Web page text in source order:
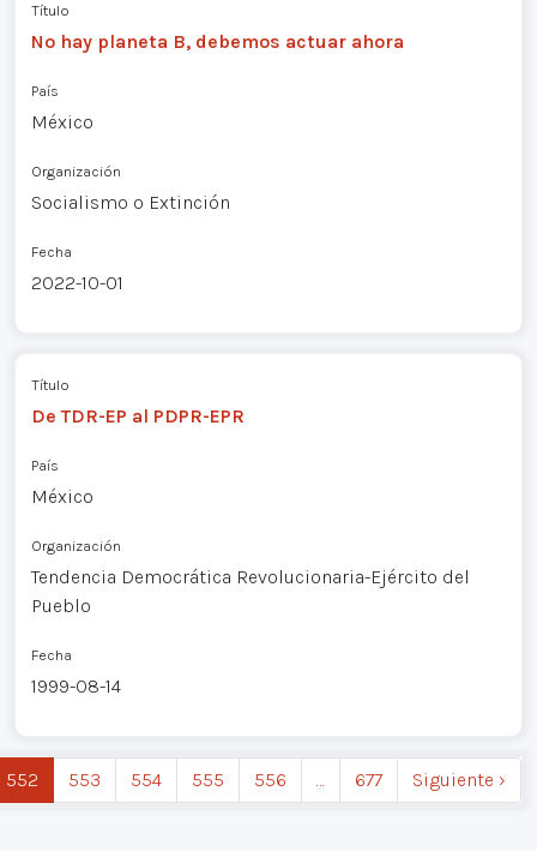
Título
No hay planeta B, debemos actuar ahora
País
México
Organización
Socialismo o Extinción
Fecha
2022-10-01
Título
De TDR-EP al PDPR-EPR
País
México
Organización
Tendencia Democrática Revolucionaria-Ejército del
Pueblo
Fecha
1999-08-14
552 553 554 555 556 677 Siguiente ›